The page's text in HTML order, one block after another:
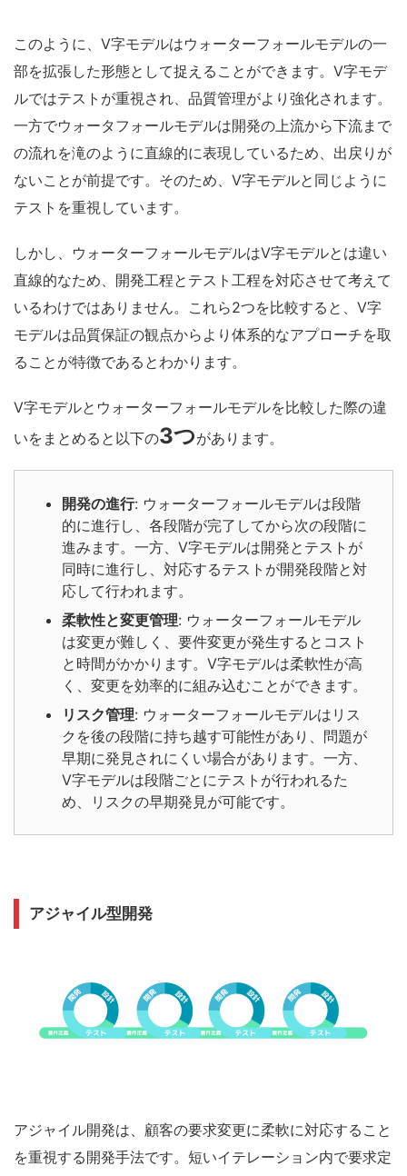
このように、V字モデルはウォーターフォールモデルの一
部を拡張した形態として捉えることができます。 V字モデ
ルではテストが重視され、品質管理がより強化されます。
一方でウォータフォールモデルは開発の上流から下流まで
の流れを滝のように直線的に表現しているため、出戻りが
ないことが前提です。そのため、V字モデルと同じように
テストを重視しています。
しかし、ウォーターフォールモデルはV字モデルとは違い
直線的なため、開発工程とテスト工程を対応させて考えて
いるわけではありません。これら2つを比較すると、 V字
モデルは品質保証の観点からより体系的なアプローチを取
ることが特徴であるとわかります。
V字モデルと ウォーターフォールモデルを比較した際の違
いをまとめると以下の3つがあります。
開発の進行: ウォーターフォールモデルは段階
的に進行し、各段階が完了してから次の段階に
進みます。一方、V字モデルは開発とテストが
同時に進行し、対応するテストが開発段階と対
応して行われます。
柔軟性と変更管理: ウォーターフォールモデル
は変更が難しく、要件変更が発生するとコスト
と時間がかかります。V字モデルは柔軟性が高
く、変更を効率的に組み込むことができます。
リスク管理: ウォーターフォールモデルはリス
クを後の段階に持ち越す可能性があり、問題が
早期に発見されにくい場合があります。一方、
V字モデルは段階ごとにテストが行われるた
め、リスクの早期発見が可能です。
アジャイル型開発
アジャイル開発は、顧客の要求変更に柔軟に対応すること
を重視する開発手法です。短いイテレーション内で要求定